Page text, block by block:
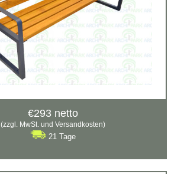
€293 netto
(zzgl. MwSt. und Versandkosten)
21 Tage